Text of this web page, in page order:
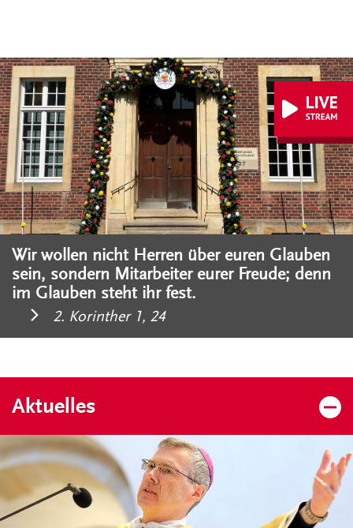
Wir wollen nicht Herren über euren Glauben
sein, sondern Mitarbeiter eurer Freude; denn
im Glauben steht ihr fest.
2. Korinther 1, 24
Aktuelles